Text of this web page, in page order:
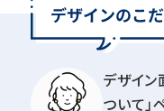
デザイン
ついて